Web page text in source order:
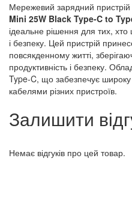
Мережевий зарядний пристрій
Mini 25W Black Type-C to
ідеальне рішення для тих, хто
і безпеку. Цей пристрій
повсякденному житті,
продуктивність і безпеку.
Type-C, що забезпечує широку
кабелями різних пристроїв.
Залишити
Немає відгуків про цей товар.